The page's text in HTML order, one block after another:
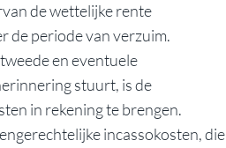
de wettelijke rente
de periode van verzuim.
en eventuele
stuurt, is de
in rekening te brengen.
incassokosten, die